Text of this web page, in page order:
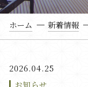
ホーム 新着情報
2026.04.25